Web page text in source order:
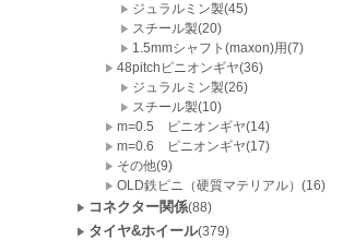
ジュラルミン製(45)
スチール製(20)
1.5mmシャフト(maxon)用(7)
48pitchピニオンギヤ(36)
ジュラルミン製(26)
スチール製(10)
m=0.5 ピニオンギヤ(14)
m=0.6 ピニオンギヤ(17)
その他(9)
OLD鉄ピニ（硬質マテリアル）(16)
コネクター関係(88)
タイヤ&ホイール(379)